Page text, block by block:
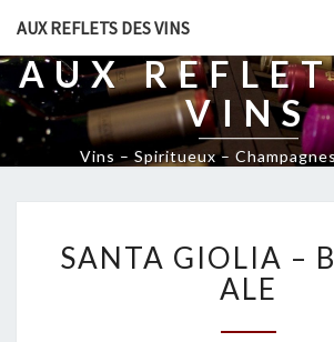
AUX REFLETS DES VINS
AUX
VINS
Vins – Spiritueux –
N
T
A
SANTA GIOLIA –
ALE